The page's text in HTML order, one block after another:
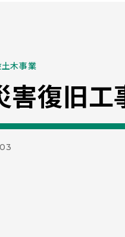
木事業
害復旧工